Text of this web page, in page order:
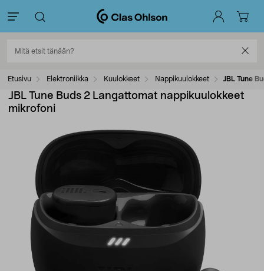
Etusivu Elektroniikka Kuulokkeet Nappikuulokkeet JBL Tune
JBL Tune Buds 2 Langattomat nappikuulokkeet
mikrofoni